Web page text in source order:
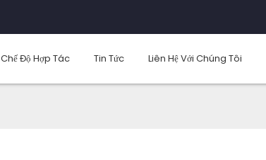
Chế Độ Hợp Tác Tin Tức Liên Hệ Với Chúng Tôi